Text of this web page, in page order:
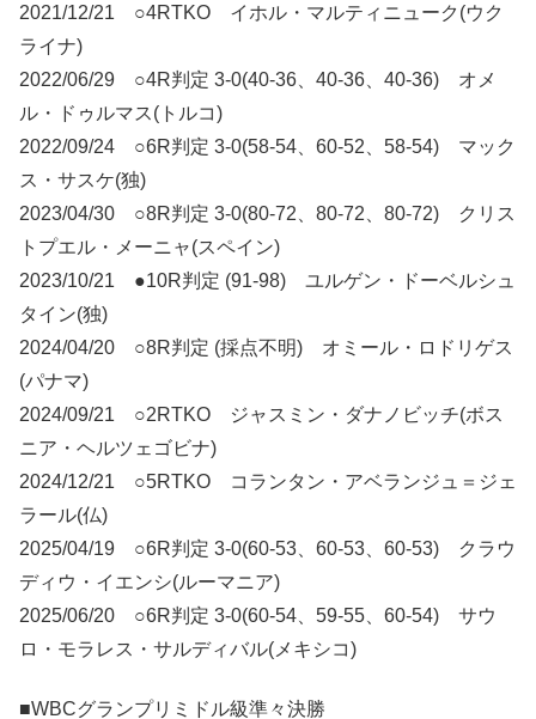
2021/12/21 ○4RTKO イホル・マルティニューク(ウク
ライナ)
2022/06/29 ○4R判定 3-0(40-36、40-36、40-36) オメ
ル・ドゥルマス(トルコ)
2022/09/24 ○6R判定 3-0(58-54、60-52、58-54) マック
ス・サスケ(独)
2023/04/30 ○8R判定 3-0(80-72、80-72、80-72) クリス
トプエル・メーニャ(スペイン)
2023/10/21 ●10R判定 (91-98) ユルゲン・ドーベルシュ
タイン(独)
2024/04/20 ○8R判定 (採点不明) オミール・ロドリゲス
(パナマ)
2024/09/21 ○2RTKO ジャスミン・ダナノビッチ(ボス
ニア・ヘルツェゴビナ)
2024/12/21 ○5RTKO コランタン・アベランジュ＝ジェ
ラール(仏)
2025/04/19 ○6R判定 3-0(60-53、60-53、60-53) クラウ
ディウ・イエンシ(ルーマニア)
2025/06/20 ○6R判定 3-0(60-54、59-55、60-54) サウ
ロ・モラレス・サルディバル(メキシコ)
■WBCグランプリミドル級準々決勝